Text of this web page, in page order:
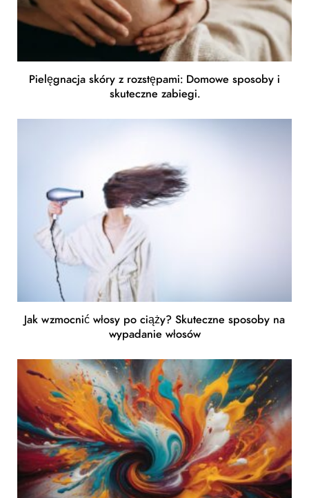
Pielęgnacja skóry z rozstępami: Domowe sposoby i
skuteczne zabiegi.
Jak wzmocnić włosy po ciąży? Skuteczne sposoby na
wypadanie włosów